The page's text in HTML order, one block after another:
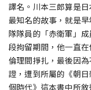
譯名。川本三郎算是
最知名的故事，就是
隊隊員的「赤衛軍」
段拘留期間，他一直
倫理間掙扎，最後因
證，遭到所屬的《朝
個時代》這本書中所敘